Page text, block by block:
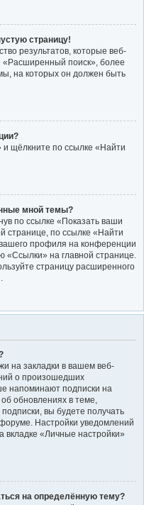
страницу!
результатов, которые веб-
«Расширенный поиск», более
на которых он должен быть
щёлкните по ссылке «Найти
мной темы?
по ссылке «Показать ваши
странице, по ссылке «Найти
профиля на конференции
на главной странице.
страницу расширенного
на закладки в вашем веб-
о произошедших
напоминают подписки на
обновлениях в теме,
вы будете получать
Настройки уведомлений
вкладке «Личные настройки»
на определённую тему?